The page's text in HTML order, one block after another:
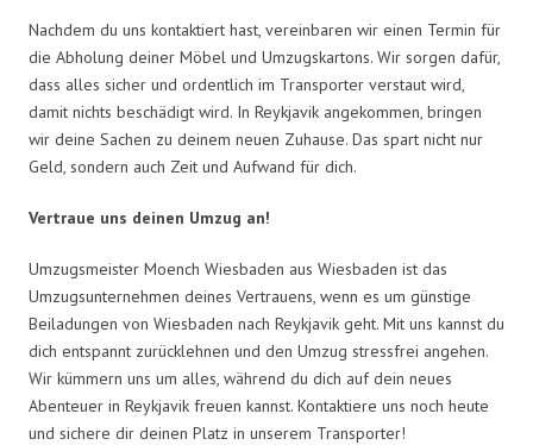
Nachdem du uns kontaktiert hast, vereinbaren wir einen Termin für
die Abholung deiner Möbel und Umzugskartons. Wir sorgen dafür,
dass alles sicher und ordentlich im Transporter verstaut wird,
damit nichts beschädigt wird. In Reykjavik angekommen, bringen
wir deine Sachen zu deinem neuen Zuhause. Das spart nicht nur
Geld, sondern auch Zeit und Aufwand für dich.
Vertraue uns deinen Umzug an!
Umzugsmeister Moench Wiesbaden aus Wiesbaden ist das
Umzugsunternehmen deines Vertrauens, wenn es um günstige
Beiladungen von Wiesbaden nach Reykjavik geht. Mit uns kannst du
dich entspannt zurücklehnen und den Umzug stressfrei angehen.
Wir kümmern uns um alles, während du dich auf dein neues
Abenteuer in Reykjavik freuen kannst. Kontaktiere uns noch heute
und sichere dir deinen Platz in unserem Transporter!